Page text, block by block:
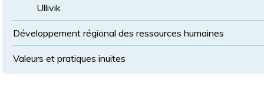
Ullivik
Développement régional des ressources humaines
Valeurs et pratiques inuites